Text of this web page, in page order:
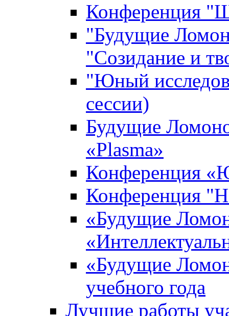
Конференция
"Будущие
"Созидание и
"Юный
сессии)
Будущие
«Plasma»
Конференция
Конференция
«Будущие
«Будущие
учебного года
Лучшие работы